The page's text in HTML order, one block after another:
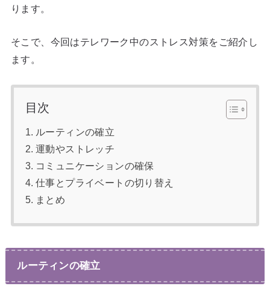
ります。
そこで、今回はテレワーク中のストレス対策をご紹介し
ます。
目次
ルーティンの確立
運動やストレッチ
コミュニケーションの確保
仕事とプライベートの切り替え
まとめ
ルーティンの確立